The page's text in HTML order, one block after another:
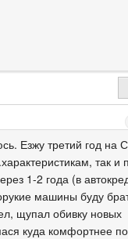
Езжу третий год на
так и
1-2 года (в
машины буду
щупал обивку новых
куда комфортнее